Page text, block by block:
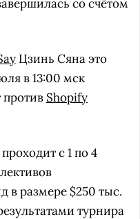
со счётом
Цзинь Сяна это
в 13:00 мск
против Shopify
с 1 по 4
в размере $250 тыс.
турнира